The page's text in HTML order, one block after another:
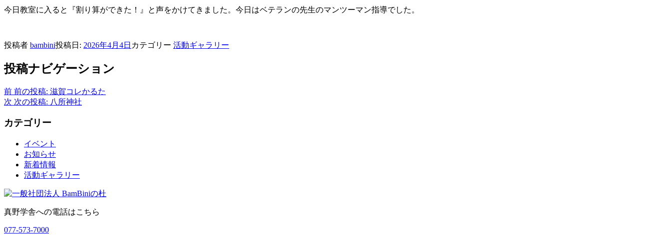
今日教室に入ると『割り算ができた！』と声をかけてきました。今日はベテランの先生のマンツーマン指導でした。
投稿者 bambini投稿日: 2026年4月4日 カテゴリー 活動ギャラリー
投稿ナビゲーション
前 前の投稿: 滋賀コレかるた
次 次の投稿: 八所神社
カテゴリー
イベント
お知らせ
新着情報
活動ギャラリー
真野学舎への電話はこちら
077-573-7000